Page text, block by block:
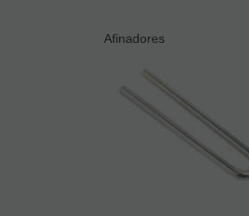
Afinadores